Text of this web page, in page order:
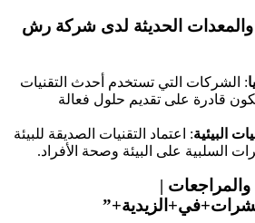
الحديثة لدى شركة رش
: الشركات التي تستخدم أحدث التقنيات
قادرة على تقديم حلول فعالة
البيئية: اعتماد التقنيات الصديقة للبيئة
السلبية على البيئة وصحة الأفراد.
والمراجعات |